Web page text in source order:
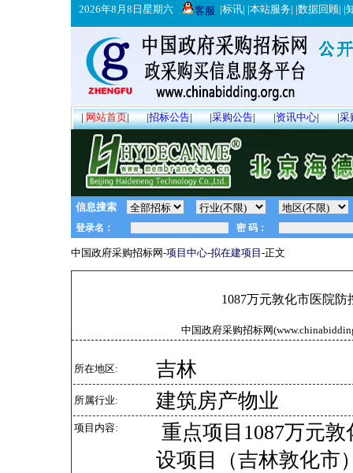
2026年8月8日星期六 客服 |标讯| |本站服务| |数据回顾| |
|网站首页| |招标公告| |采购公告| |资讯中心| |采
信息搜索
中国政府采购招标网-项目中心-拟在建项目 -正文
1087万元敦化市医院
中国政府采购招标网
所在地区: 吉林
所属行业: 建筑房产物业
项目内容:
重点项目1087万元
设项目（吉林敦化市